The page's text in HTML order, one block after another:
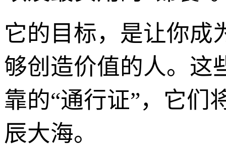
它的目标，是让你成
够创造价值的人。这
靠的“通行证”，它们
辰大海。